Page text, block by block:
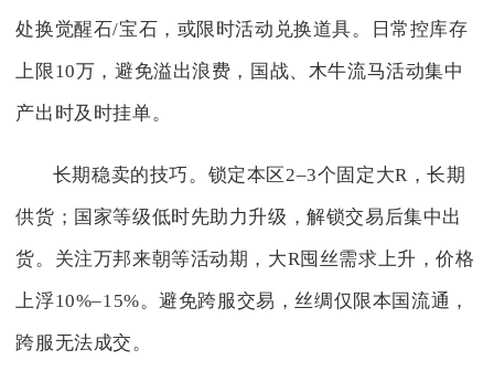
处换觉醒石/宝石，或限时活动兑换道具。日常控库存
上限10万，避免溢出浪费，国战、木牛流马活动集中
产出时及时挂单。
长期稳卖的技巧。锁定本区2–3个固定大R，长期
供货；国家等级低时先助力升级，解锁交易后集中出
货。关注万邦来朝等活动期，大R囤丝需求上升，价格
上浮10%–15%。避免跨服交易，丝绸仅限本国流通，
跨服无法成交。